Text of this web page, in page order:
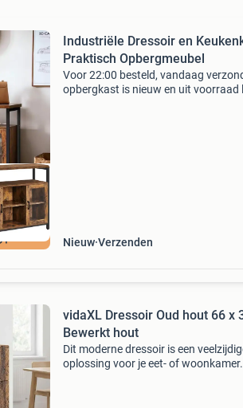
Industriële Dressoir en
Praktisch Opbergmeubel
Voor 22:00 besteld, vandaag
opbergkast is nieuw en uit voorraad
Nieuw Verzenden
vidaXL Dressoir Oud hout 66 x
Bewerkt hout
Dit moderne dressoir is een
oplossing voor je eet- of